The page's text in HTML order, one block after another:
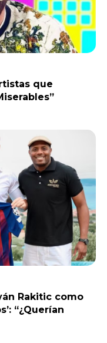
que
Rakitic como
“¿Querían